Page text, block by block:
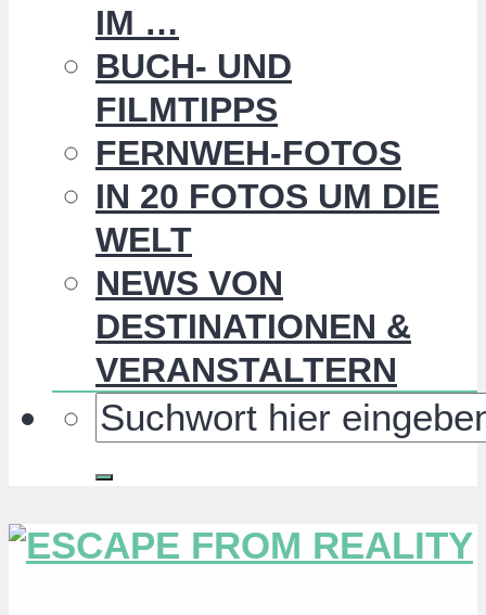
IM …
BUCH- UND
FILMTIPPS
FERNWEH-FOTOS
IN 20 FOTOS UM DIE
WELT
NEWS VON
DESTINATIONEN &
VERANSTALTERN